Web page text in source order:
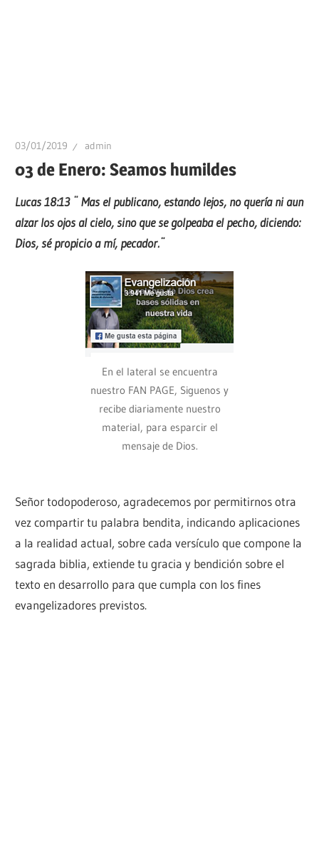
03/01/2019 admin
03 de Enero: Seamos humildes
Lucas 18:13 ¨ Mas el publicano, estando lejos, no quería ni aun
alzar los ojos al cielo, sino que se golpeaba el pecho, diciendo:
Dios, sé propicio a mí, pecador.¨
En el lateral se encuentra
nuestro FAN PAGE, Siguenos y
recibe diariamente nuestro
material, para esparcir el
mensaje de Dios.
Señor todopoderoso, agradecemos por permitirnos otra
vez compartir tu palabra bendita, indicando aplicaciones
a la realidad actual, sobre cada versículo que compone la
sagrada biblia, extiende tu gracia y bendición sobre el
texto en desarrollo para que cumpla con los fines
evangelizadores previstos.